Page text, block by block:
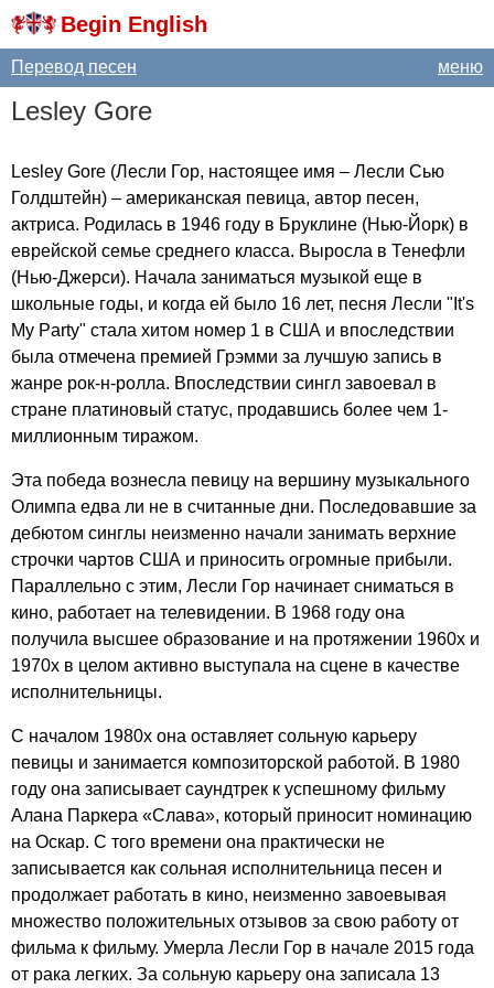
Begin English
меню
Перевод песен
Lesley Gore
Lesley Gore (Лесли Гор, настоящее имя – Лесли Сью
Голдштейн) – американская певица, автор песен,
актриса. Родилась в 1946 году в Бруклине (Нью-Йорк) в
еврейской семье среднего класса. Выросла в Тенефли
(Нью-Джерси). Начала заниматься музыкой еще в
школьные годы, и когда ей было 16 лет, песня Лесли " It's
My Party" стала хитом номер 1 в США и впоследствии
была отмечена премией Грэмми за лучшую запись в
жанре рок-н-ролла. Впоследствии сингл завоевал в
стране платиновый статус, продавшись более чем 1-
миллионным тиражом.
Эта победа вознесла певицу на вершину музыкального
Олимпа едва ли не в считанные дни. Последовавшие за
дебютом синглы неизменно начали занимать верхние
строчки чартов США и приносить огромные прибыли.
Параллельно с этим, Лесли Гор начинает сниматься в
кино, работает на телевидении. В 1968 году она
получила высшее образование и на протяжении 1960х и
1970х в целом активно выступала на сцене в качестве
исполнительницы.
С началом 1980х она оставляет сольную карьеру
певицы и занимается композиторской работой. В 1980
году она записывает саундтрек к успешному фильму
Алана Паркера «Слава», который приносит номинацию
на Оскар. С того времени она практически не
записывается как сольная исполнительница песен и
продолжает работать в кино, неизменно завоевывая
множество положительных отзывов за свою работу от
фильма к фильму. Умерла Лесли Гор в начале 2015 года
от рака легких. За сольную карьеру она записала 13